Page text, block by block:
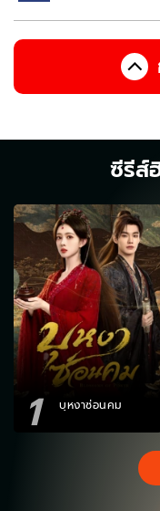
ซีรีส์
1 บุหงาซ่อนคม